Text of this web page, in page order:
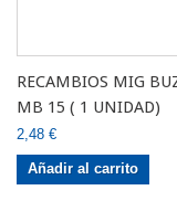
RECAMBIOS MIG
MB 15 ( 1 UNIDAD)
2,48 €
Añadir al carrito